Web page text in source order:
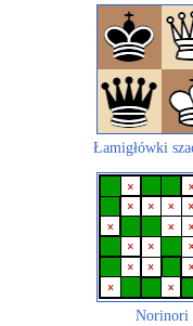
Łamigłówki
Norinori